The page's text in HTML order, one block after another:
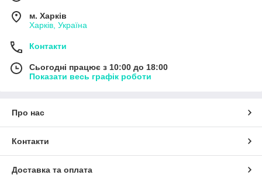
м. Харків
Харків, Україна
Контакти
Сьогодні працює з 10:00 до 18:00
Показати весь графік роботи
Про нас
Контакти
Доставка та оплата